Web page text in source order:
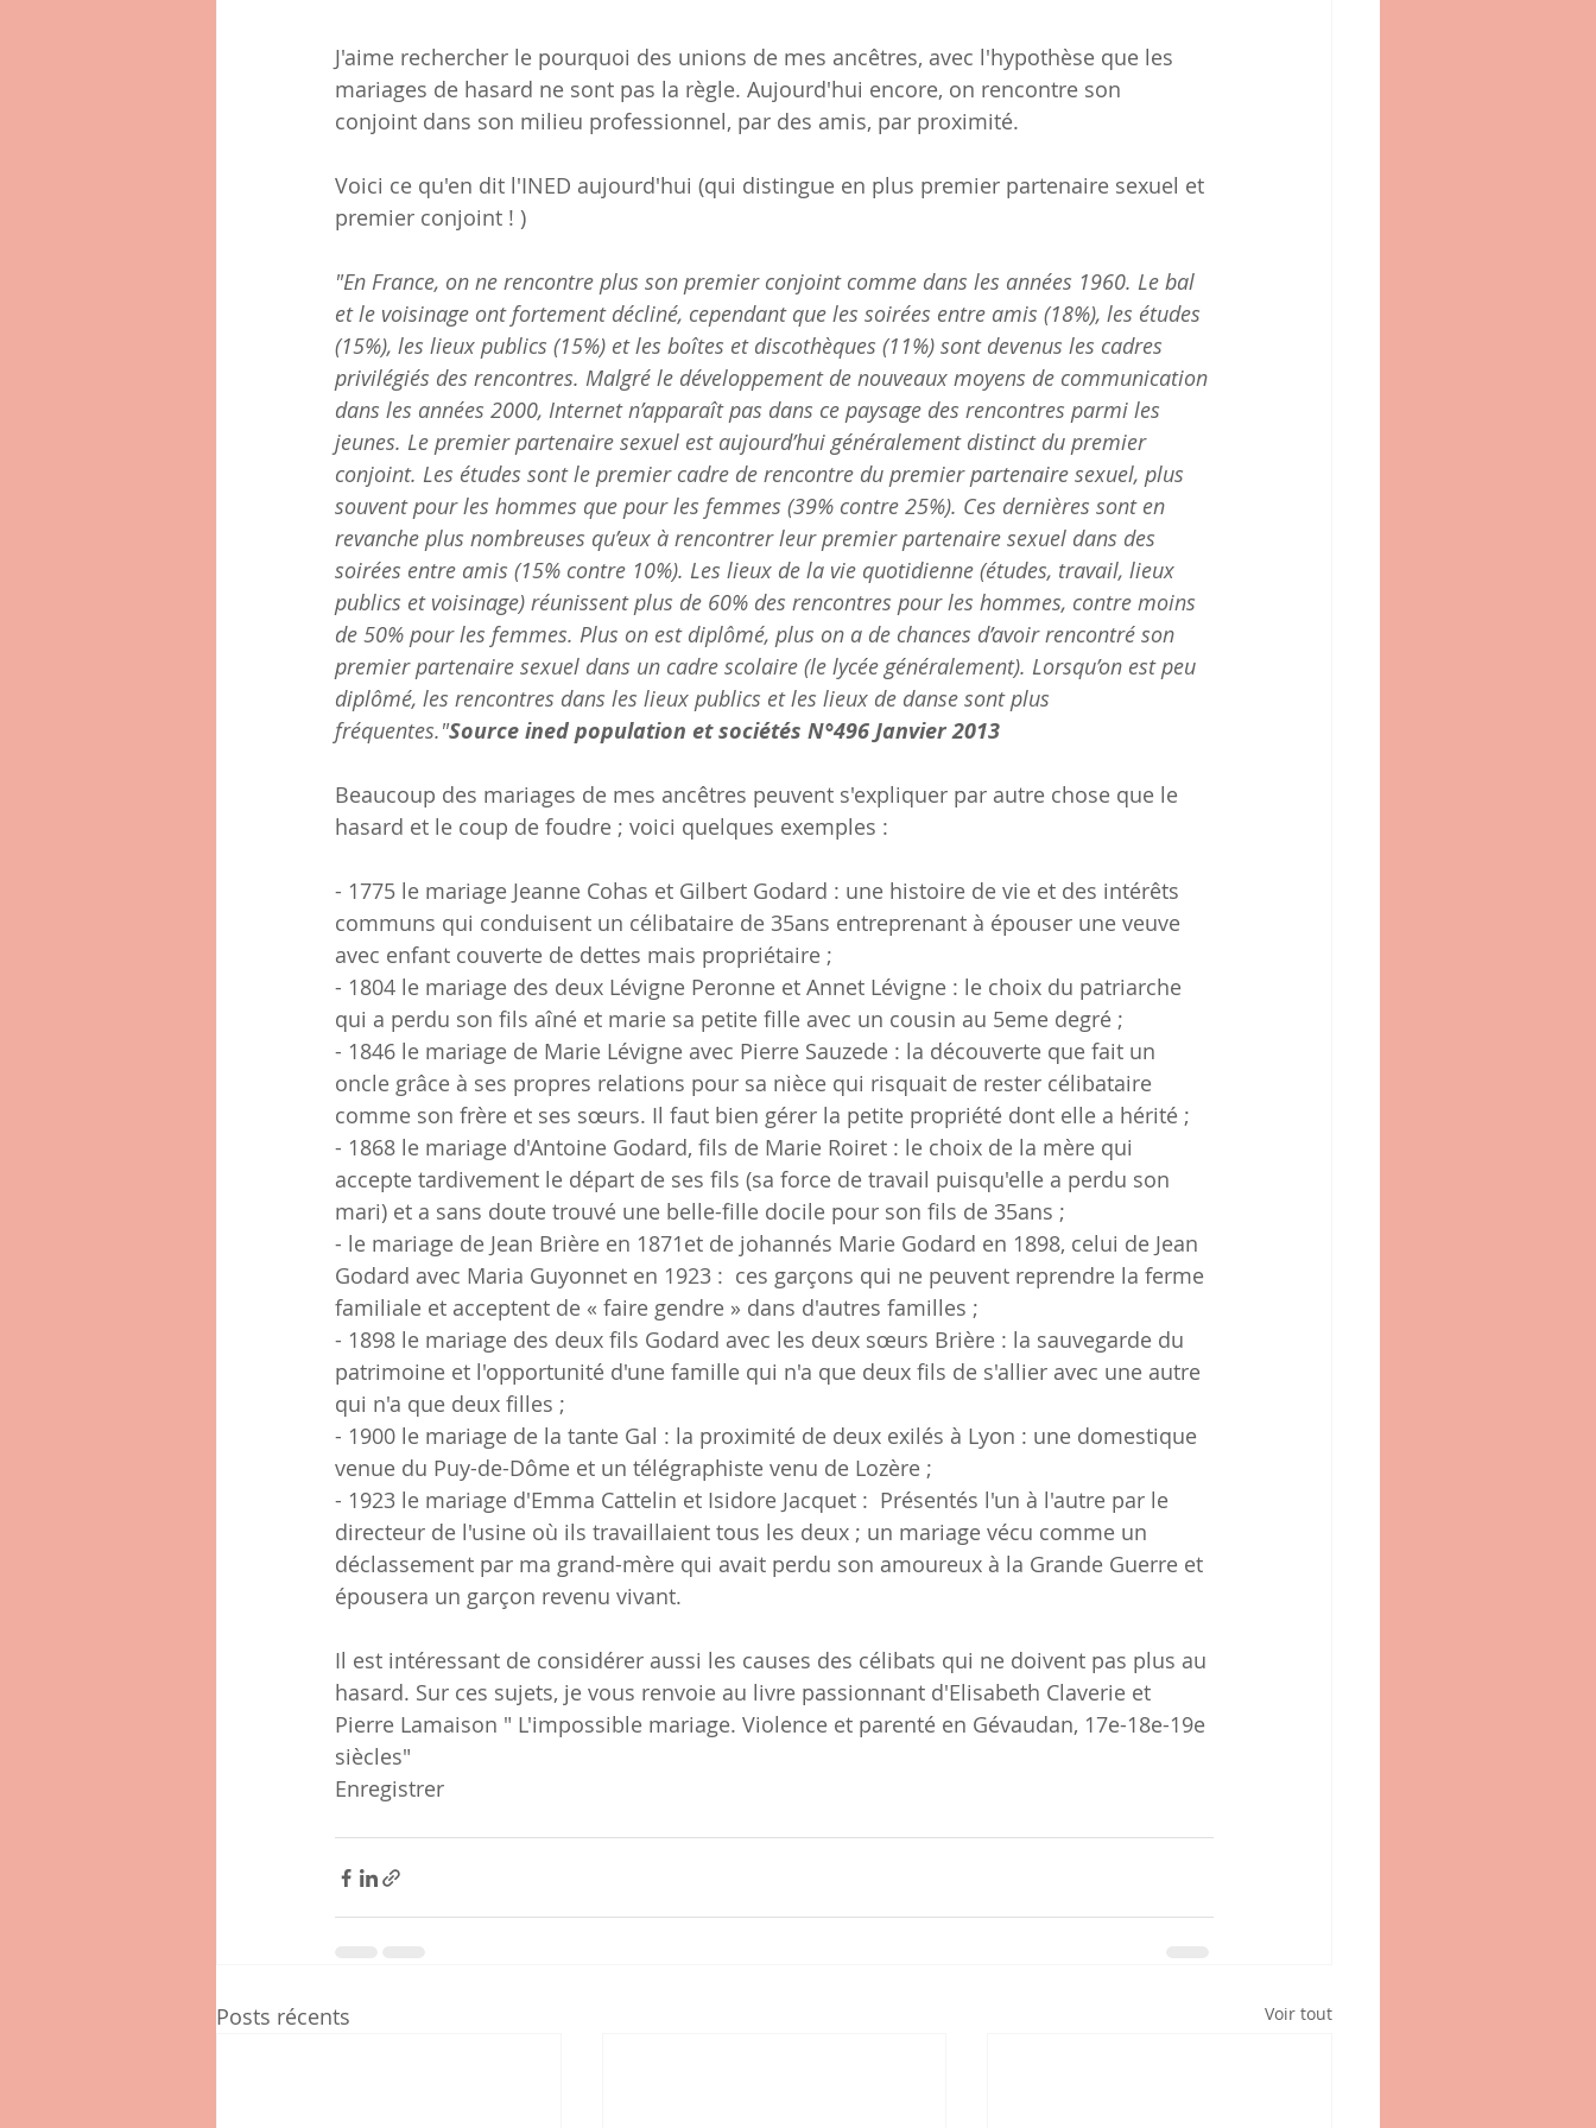
J'aime rechercher le pourquoi des unions de mes ancêtres, avec l'hypothèse que les
mariages de hasard ne sont pas la règle. Aujourd'hui encore, on rencontre son
conjoint dans son milieu professionnel, par des amis, par proximité.
Voici ce qu'en dit l'INED aujourd'hui (qui distingue en plus premier partenaire sexuel et
premier conjoint ! )
"En France, on ne rencontre plus son premier conjoint comme dans les années 1960. Le bal
et le voisinage ont fortement décliné, cependant que les soirées entre amis (18%), les études
(15%), les lieux publics (15%) et les boîtes et discothèques (11%) sont devenus les cadres
privilégiés des rencontres. Malgré le développement de nouveaux moyens de communication
dans les années 2000, Internet n’apparaît pas dans ce paysage des rencontres parmi les
jeunes. Le premier partenaire sexuel est aujourd’hui généralement distinct du premier
conjoint. Les études sont le premier cadre de rencontre du premier partenaire sexuel, plus
souvent pour les hommes que pour les femmes (39% contre 25%). Ces dernières sont en
revanche plus nombreuses qu’eux à rencontrer leur premier partenaire sexuel dans des
soirées entre amis (15% contre 10%). Les lieux de la vie quotidienne (études, travail, lieux
publics et voisinage) réunissent plus de 60% des rencontres pour les hommes, contre moins
de 50% pour les femmes. Plus on est diplômé, plus on a de chances d’avoir rencontré son
premier partenaire sexuel dans un cadre scolaire (le lycée généralement). Lorsqu’on est peu
diplômé, les rencontres dans les lieux publics et les lieux de danse sont plus
fréquentes."Source ined population et sociétés N°496 Janvier 2013
Beaucoup des mariages de mes ancêtres peuvent s'expliquer par autre chose que le
hasard et le coup de foudre ; voici quelques exemples :
- 1775 le mariage Jeanne Cohas et Gilbert Godard : une histoire de vie et des intérêts
communs qui conduisent un célibataire de 35ans entreprenant à épouser une veuve
avec enfant couverte de dettes mais propriétaire ;
- 1804 le mariage des deux Lévigne Peronne et Annet Lévigne : le choix du patriarche
qui a perdu son fils aîné et marie sa petite fille avec un cousin au 5eme degré ;
- 1846 le mariage de Marie Lévigne avec Pierre Sauzede : la découverte que fait un
oncle grâce à ses propres relations pour sa nièce qui risquait de rester célibataire
comme son frère et ses sœurs. Il faut bien gérer la petite propriété dont elle a hérité ;
- 1868 le mariage d'Antoine Godard, fils de Marie Roiret : le choix de la mère qui
accepte tardivement le départ de ses fils (sa force de travail puisqu'elle a perdu son
mari) et a sans doute trouvé une belle-fille docile pour son fils de 35ans ;
- le mariage de Jean Brière en 1871et de johannés Marie Godard en 1898, celui de Jean
Godard avec Maria Guyonnet en 1923 :  ces garçons qui ne peuvent reprendre la ferme
familiale et acceptent de « faire gendre » dans d'autres familles ;
- 1898 le mariage des deux fils Godard avec les deux sœurs Brière : la sauvegarde du
patrimoine et l'opportunité d'une famille qui n'a que deux fils de s'allier avec une autre
qui n'a que deux filles ;
- 1900 le mariage de la tante Gal : la proximité de deux exilés à Lyon : une domestique
venue du Puy-de-Dôme et un télégraphiste venu de Lozère ;
- 1923 le mariage d'Emma Cattelin et Isidore Jacquet :  Présentés l'un à l'autre par le
directeur de l'usine où ils travaillaient tous les deux ; un mariage vécu comme un
déclassement par ma grand-mère qui avait perdu son amoureux à la Grande Guerre et
épousera un garçon revenu vivant.
Il est intéressant de considérer aussi les causes des célibats qui ne doivent pas plus au
hasard. Sur ces sujets, je vous renvoie au livre passionnant d'Elisabeth Claverie et
Pierre Lamaison " L'impossible mariage. Violence et parenté en Gévaudan, 17e-18e-19e
siècles"
Enregistrer
Posts récents Voir tout